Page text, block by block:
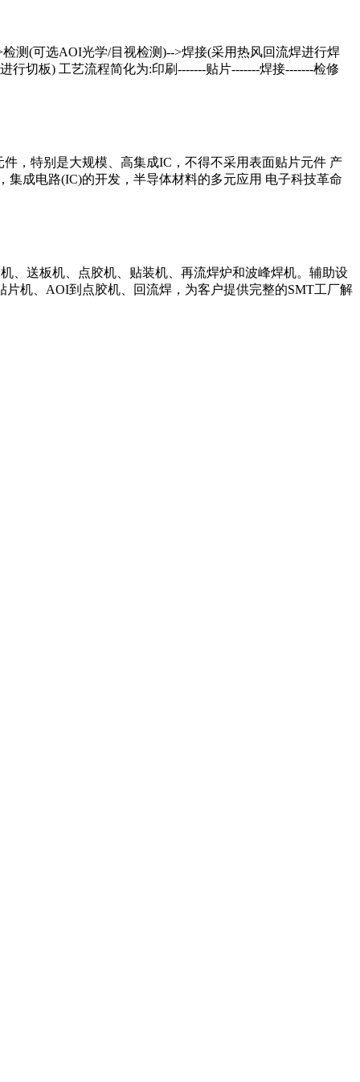
测(可选AOI光学/目视检测)-->焊接(采用热风回流焊进行焊
切板) 工艺流程简化为:印刷-------贴片-------焊接-------检修
，特别是大规模、高集成IC，不得不采用表面贴片元件 产
成电路(IC)的开发，半导体材料的多元应用 电子科技革命
、送板机、点胶机、贴装机、再流焊炉和波峰焊机。辅助设
机、AOI到点胶机、回流焊，为客户提供完整的SMT工厂解